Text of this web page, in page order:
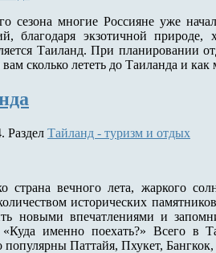
сезона многие Россияне уже
благодаря экзотичной
Таиланд. При планировании
сколько лететь до Таиланда и
Раздел Тайланд - туризм и отдых
страна вечного лета, жаркого
исторических
новыми впечатлениями и
«Куда именно поехать?» Всего в
популярны Паттайя, Пхукет, Бангкок,